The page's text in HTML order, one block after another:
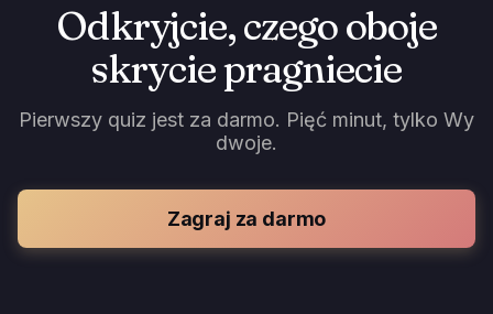
Odkryjcie, czego oboje
skrycie pragniecie
Pierwszy quiz jest za darmo. Pięć minut, tylko Wy
dwoje.
Zagraj za darmo